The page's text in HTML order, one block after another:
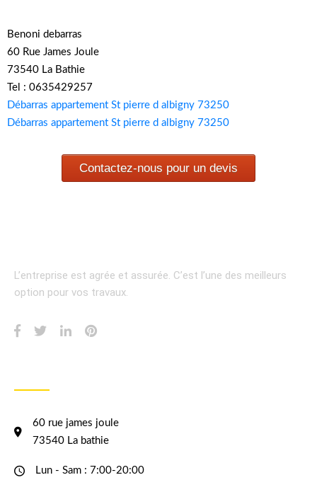
Benoni debarras
60 Rue James Joule
73540 La Bathie
Tel : 0635429257
Débarras appartement St pierre d albigny 73250
Débarras appartement St pierre d albigny 73250
Contactez-nous pour un devis
L’entreprise est agrée et assurée. C’est l’une des meilleurs
option pour vos travaux.
60 rue james joule
73540 La bathie
Lun - Sam : 7:00-20:00